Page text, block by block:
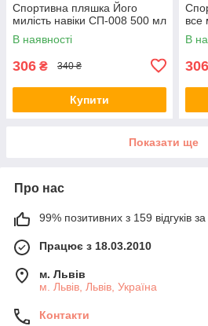
Спортивна пляшка Його
милість навіки СП-008 500 мл
В наявності
306 ₴ 340 ₴
Купити
все
В
306
Показати ще
Про нас
99% позитивних з 159 відгуків за
Працює з 18.03.2010
м. Львів
м. Львів, Львів, Україна
Контакти